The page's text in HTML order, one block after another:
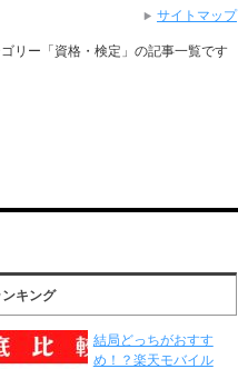
リー「資格・検定」の記事一覧です
ンキング
結局どっちがおすす
め！？楽天モバイル
サイトマップ